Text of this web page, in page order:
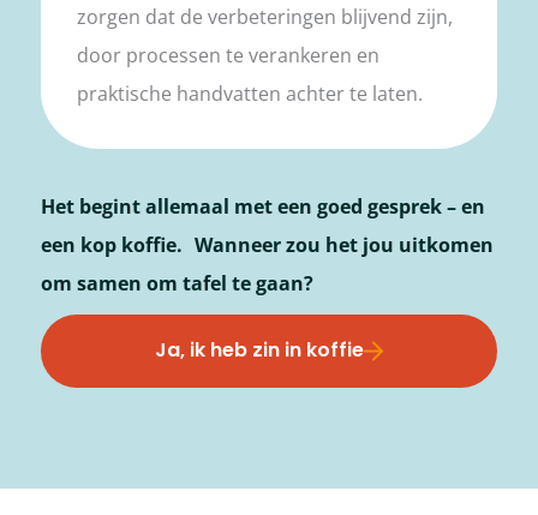
zorgen dat de verbeteringen blijvend zijn,
door processen te verankeren en
praktische handvatten achter te laten.
Het begint allemaal met een goed gesprek – en
een kop koffie. Wanneer zou het jou uitkomen
om samen om tafel te gaan?
Ja, ik heb zin in koffie